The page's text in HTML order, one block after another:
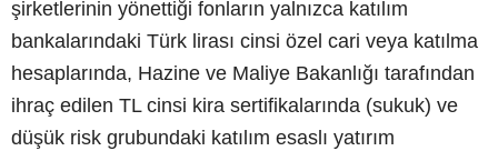
şirketlerinin yönettiği fonların yalnızca katılım
bankalarındaki Türk lirası cinsi özel cari veya katılma
hesaplarında, Hazine ve Maliye Bakanlığı tarafından
ihraç edilen TL cinsi kira sertifikalarında (sukuk) ve
düşük risk grubundaki katılım esaslı yatırım